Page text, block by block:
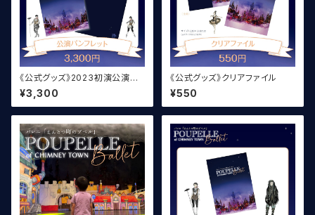
《公式グッズ》2023初演公演パ
ンフレット
¥3,300
《公式グッズ》クリアファイル
¥550